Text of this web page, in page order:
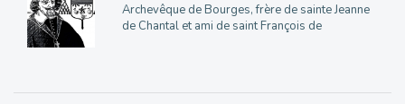
Archevêque de Bourges, frère de sainte Jeanne
de Chantal et ami de saint François de